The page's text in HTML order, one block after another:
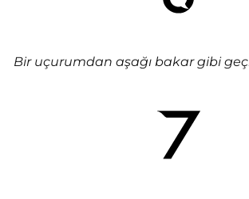
Bir uçurumdan aşağı bakar gibi